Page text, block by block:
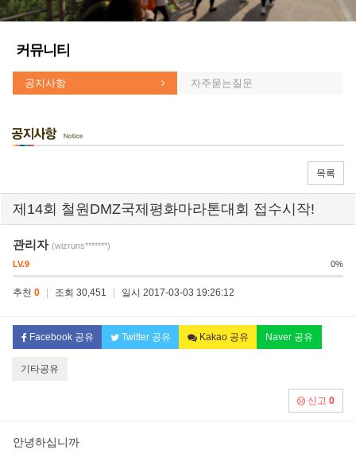
커뮤니티
공지사항 자주묻는질문
목록
제14회 철원DMZ국제평화마라톤대회 접수시작!
관리자 (wizruns*******)
LV.9
0%
추천 0 조회 30,451 일시 2017-03-03 19:26:12
Facebook 공유 Twitter 공유 Kakao 공유 Naver 공유
기타공유
신고 0
안녕하십니까